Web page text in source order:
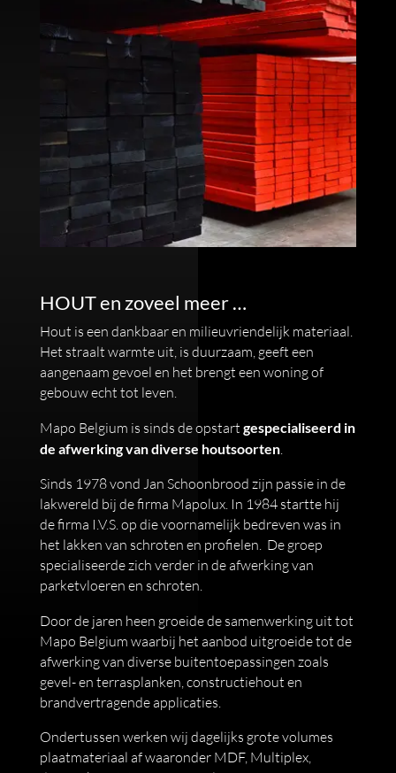
HOUT en zoveel meer …
Hout is een dankbaar en milieuvriendelijk materiaal.
Het straalt warmte uit, is duurzaam, geeft een
aangenaam gevoel en het brengt een woning of
gebouw echt tot leven.
Mapo Belgium is sinds de opstart gespecialiseerd in
de afwerking van diverse houtsoorten.
Sinds 1978 vond Jan Schoonbrood zijn passie in de
lakwereld bij de firma Mapolux. In 1984 startte hij
de firma I.V.S. op die voornamelijk bedreven was in
het lakken van schroten en profielen. De groep
specialiseerde zich verder in de afwerking van
parketvloeren en schroten.
Door de jaren heen groeide de samenwerking uit tot
Mapo Belgium waarbij het aanbod uitgroeide tot de
afwerking van diverse buitentoepassingen zoals
gevel- en terrasplanken, constructiehout en
brandvertragende applicaties.
Ondertussen werken wij dagelijks grote volumes
plaatmateriaal af waaronder MDF, Multiplex,